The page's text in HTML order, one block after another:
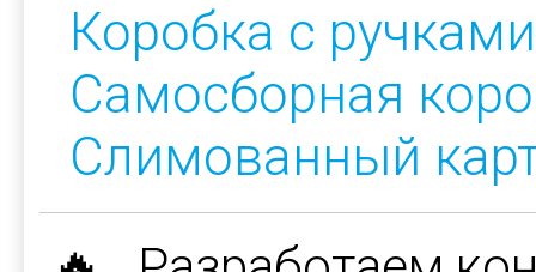
Коробка с ручками
Самосборная
Слимованный